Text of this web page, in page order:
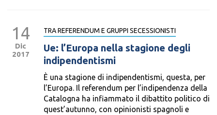
14
Dic
2017
TRA REFERENDUM E GRUPPI SECESSIONISTI
Ue: l’Europa nella stagione degli
indipendentismi
È una stagione di indipendentismi, questa, per
l’Europa. Il referendum per l’indipendenza della
Catalogna ha infiammato il dibattito politico di
quest’autunno, con opinionisti spagnoli e